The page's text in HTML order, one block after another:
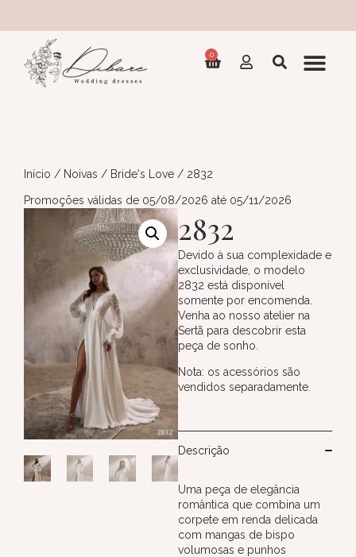
0
Início / Noivas / Bride's Love / 2832
Promoções válidas de 05/08/2026 até 05/11/2026
2832
Devido à sua complexidade e
exclusividade, o modelo
2832 está disponível
somente por encomenda.
Venha ao nosso atelier na
Sertã para descobrir esta
peça de sonho.
Nota: os acessórios são
vendidos separadamente.
Descrição
Uma peça de elegância
romântica que combina um
corpete em renda delicada
com mangas de bispo
volumosas e punhos